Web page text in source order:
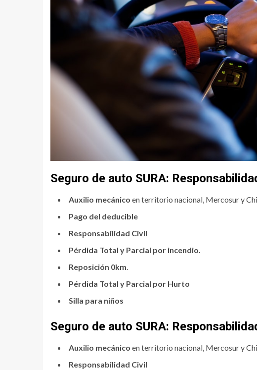
Seguro de auto SURA:
Auxilio mecánico en territorio nacional, Mercosur y
Pago del deducible
Responsabilidad Civil
Pérdida Total y Parcial por incendio.
Reposición 0km.
Pérdida Total y Parcial por Hurto
Silla para niños
Seguro de auto SURA:
Auxilio mecánico en territorio nacional, Mercosur y
Responsabilidad Civil